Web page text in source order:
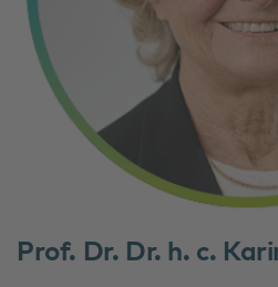
Prof. Dr. Dr. h. c.